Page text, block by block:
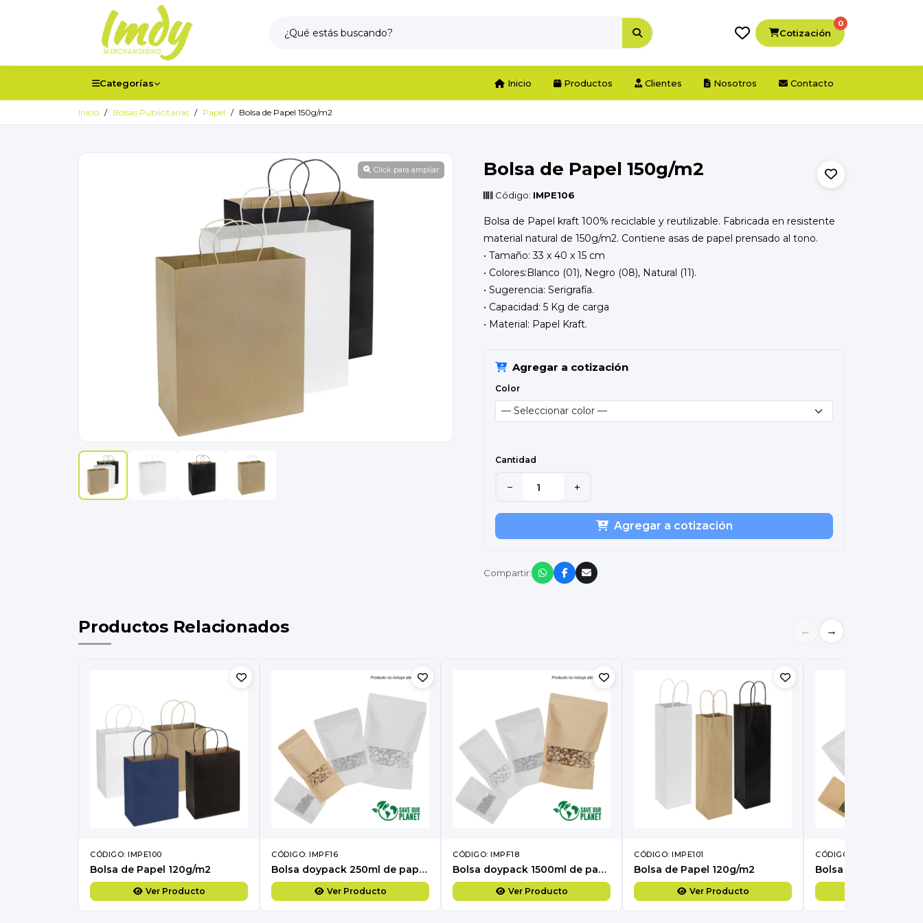
Cotización
0
Categorías Inicio Productos Clientes Nosotros Contacto
Inicio Bolsas Publicitarias Papel Bolsa de Papel 150g/m2
Click para ampliar Bolsa de Papel 150g/m2
Código: IMPE106
Bolsa de Papel kraft 100% reciclable y reutilizable. Fabricada en resistente
material natural de 150g/m2. Contiene asas de papel prensado al tono.
• Tamaño: 33 x 40 x 15 cm
• Colores:Blanco (01), Negro (08), Natural (11).
• Sugerencia: Serigrafía.
• Capacidad: 5 Kg de carga
• Material: Papel Kraft.
Agregar a cotización
Color
Cantidad
− +
Agregar a cotización
Compartir:
Productos Relacionados ← →
CÓDIGO: IMPE100
Bolsa de Papel 120g/m2
Ver Producto
CÓDIGO: IMPF16
Bolsa doypack 250ml de papel kraft, para Alimentos
Ver Producto
CÓDIGO: IMPF18
Bolsa doypack 1500ml de papel kraft, para Alimentos
Ver Producto
CÓDIGO: IMPE101
Bolsa de Papel 120g/m2
Ver Producto
CÓDIGO: IMPF15